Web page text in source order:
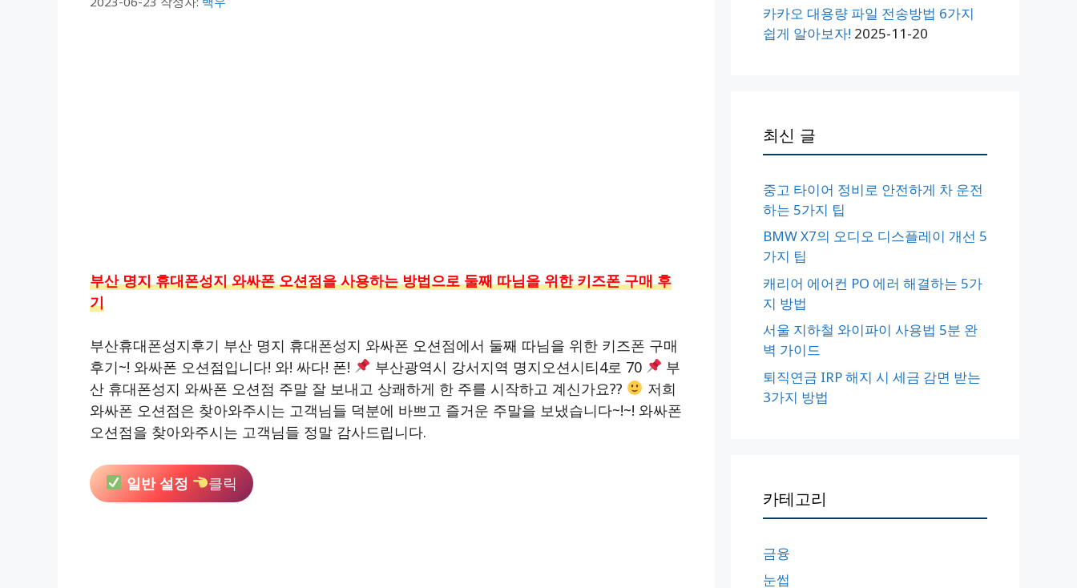
부산 명지 휴대폰성지 와싸폰 오션점을 사용하는 방법으로 둘째 따님을 위한 키즈폰 구매 후
기
부산휴대폰성지후기 부산 명지 휴대폰성지 와싸폰 오션점에서 둘째 따님을 위한 키즈폰 구매
후기~! 와싸폰 오션점입니다! 와! 싸다! 폰!
부산광역시 강서지역 명지오션시티4로 70
부
산 휴대폰성지 와싸폰 오션점 주말 잘 보내고 상쾌하게 한 주를 시작하고 계신가요??
저희
와싸폰 오션점은 찾아와주시는 고객님들 덕분에 바쁘고 즐거운 주말을 보냈습니다~!~! 와싸폰
오션점을 찾아와주시는 고객님들 정말 감사드립니다.
일반 설정 클릭
카카오 대용량 파일 전송방법 6가지
쉽게 알아보자! 2025-11-20
최신 글
중고 타이어 정비로 안전하게 차 운전
하는 5가지 팁
BMW X7의 오디오 디스플레이 개선 5
가지 팁
캐리어 에어컨 PO 에러 해결하는 5가
지 방법
서울 지하철 와이파이 사용법 5분 완
벽 가이드
퇴직연금 IRP 해지 시 세금 감면 받는
3가지 방법
카테고리
금융
눈썹